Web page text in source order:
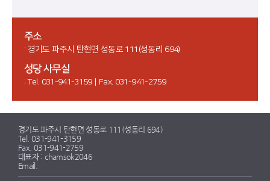
주소
: 경기도 파주시 탄현면 성동로 111(성동리 694)
성당 사무실
: Tel. 031-941-3159 | Fax. 031-941-2759
경기도 파주시 탄현면 성동로 111(성동리 694)
Tel. 031-941-3159
Fax. 031-941-2759
대표자 : chamsok2046
Email.